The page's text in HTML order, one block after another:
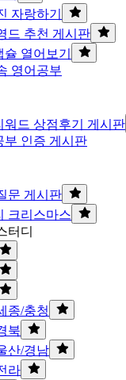
자랑하기
드 추천 게시판
슐 열어보기
영어공부
워드 상점후기 게시판
부 인증 게시판
문 게시판
크리스마스
터디
종/충청
북
산/경남
라